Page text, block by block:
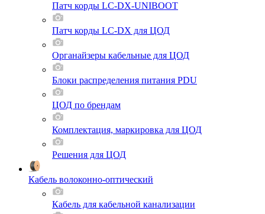
Патч корды LC-DX-UNIBOOT
Патч корды LC-DX для ЦОД
Органайзеры кабельные для ЦОД
Блоки распределения питания PDU
ЦОД по брендам
Комплектация, маркировка для ЦОД
Решения для ЦОД
Кабель волоконно-оптический
Кабель для кабельной канализации